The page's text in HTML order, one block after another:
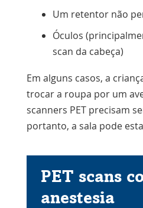
Um retentor não
Óculos
scan da cabeça)
Em alguns casos, a
trocar a roupa por um
scanners PET precisam
portanto, a sala pode
PET scans
anestesia